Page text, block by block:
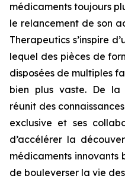
médicaments toujours
le relancement de son
Therapeutics s’inspire
lequel des pièces de
disposées de multiples
bien plus vaste. De la
réunit des
exclusive et ses
d’accélérer la
médicaments innovants
de bouleverser la vie